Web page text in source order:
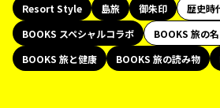
Resort Style
島旅 御朱印 歴史時
BOOKS スペシャルコラボ
BOOKS 旅の
BOOKS 旅と健康
BOOKS 旅の読み物